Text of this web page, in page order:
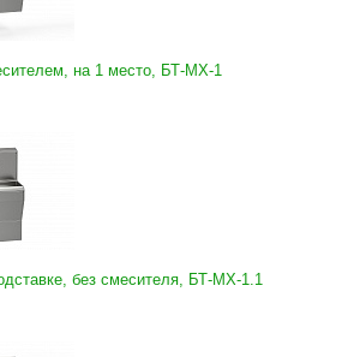
на 1 место, БТ-МХ-1
без смесителя, БТ-МХ-1.1